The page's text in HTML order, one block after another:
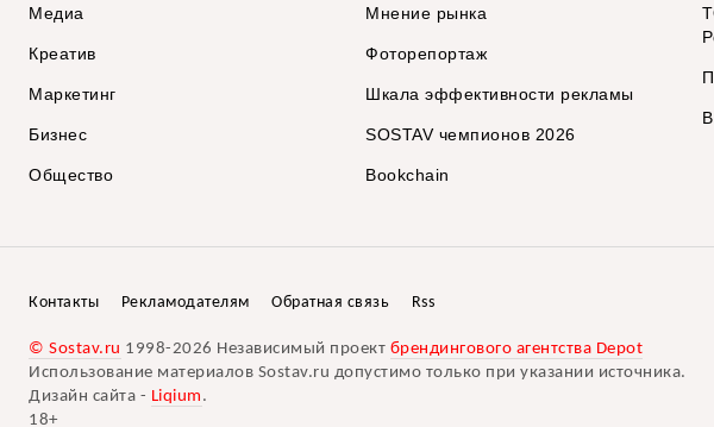
Медиа
Креатив
Маркетинг
Бизнес
Общество
Мнение рынка
Фоторепортаж
Шкала эффективности рекламы
SOSTAV чемпионов 2026
Bookchain
Контакты Рекламодателям Обратная связь Rss
© Sostav.ru 1998-2026 Независимый проект брендингового агентства Depot
Использование материалов Sostav.ru допустимо только при указании источника.
Дизайн сайта - Liqium .
18+